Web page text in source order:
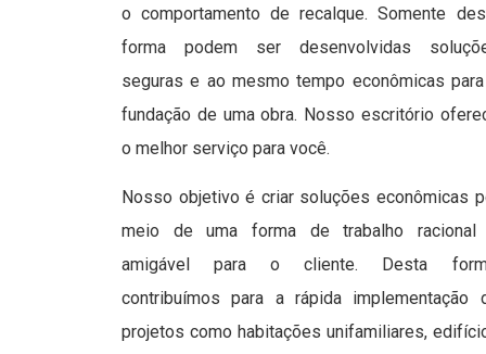
o comportamento de recalque. Somente
forma podem ser desenvolvidas
seguras e ao mesmo tempo econômicas
fundação de uma obra. Nosso escritório
o melhor serviço para você.
Nosso objetivo é criar soluções econômicas
meio de uma forma de trabalho racional
amigável para o cliente. Desta
contribuímos para a rápida implementação
projetos como habitações unifamiliares,